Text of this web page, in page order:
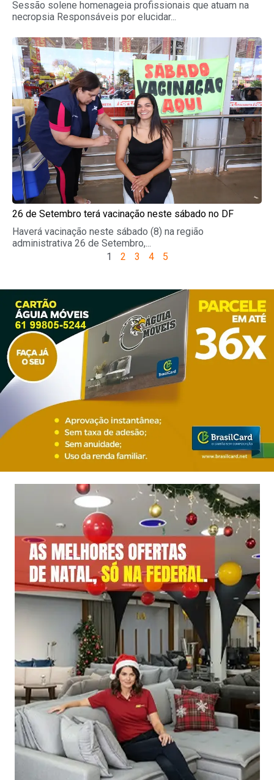
Sessão solene homenageia profissionais que atuam na
necropsia Responsáveis por elucidar...
26 de Setembro terá vacinação neste sábado no DF
Haverá vacinação neste sábado (8) na região
administrativa 26 de Setembro,...
1
2 3 4 5